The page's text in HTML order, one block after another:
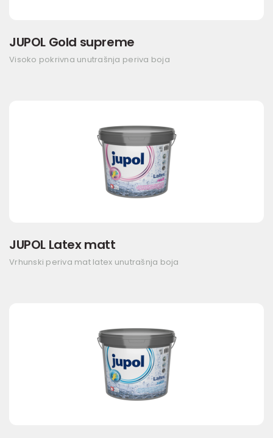
JUPOL Gold supreme
Visoko pokrivna unutrašnja periva boja
JUPOL Latex matt
Vrhunski periva mat latex unutrašnja boja